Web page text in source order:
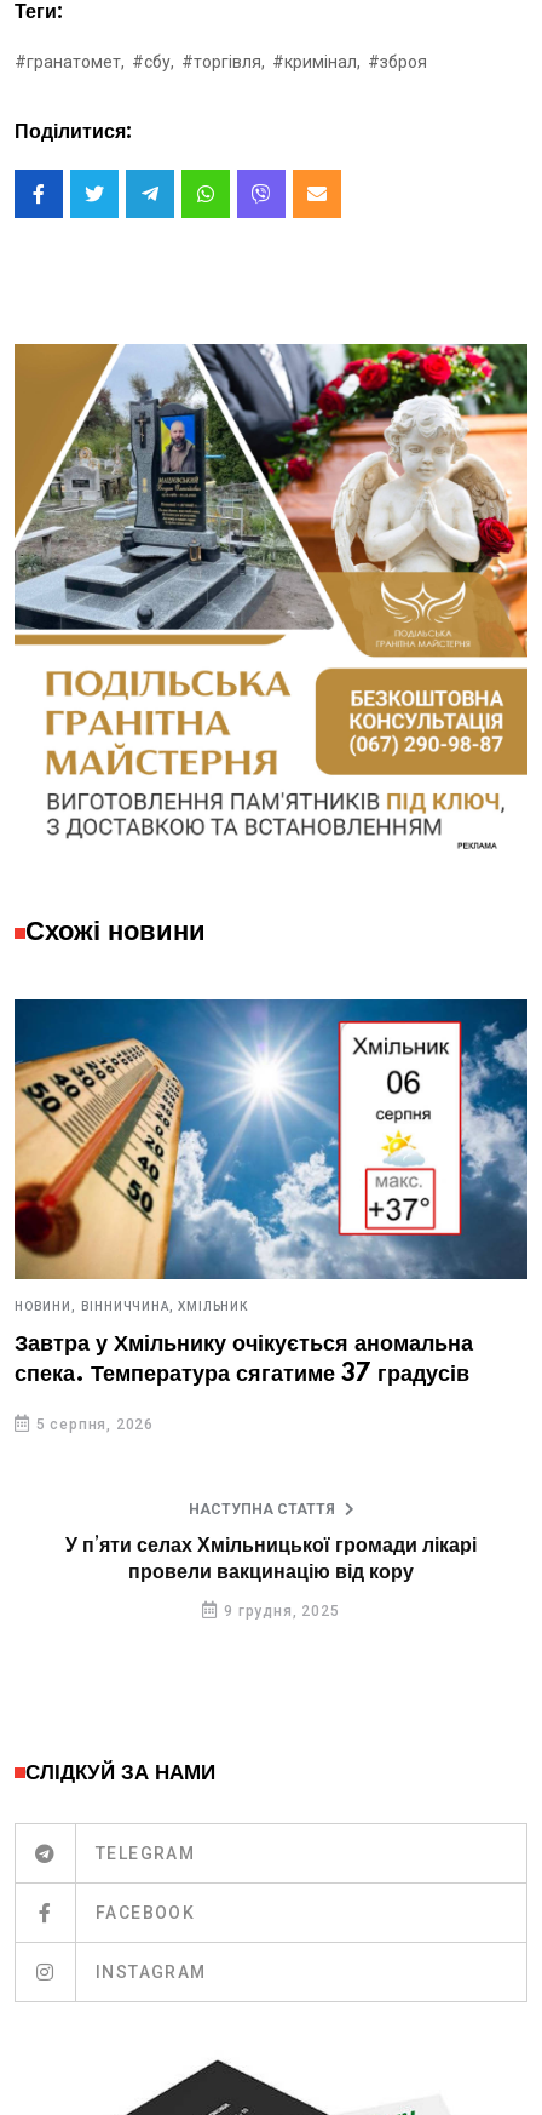
Теги:
#гранатомет, #сбу, #торгівля, #кримінал, #зброя
Поділитися:
Схожі новини
НОВИНИ, ВІННИЧЧИНА, ХМІЛЬНИК
Завтра у Хмільнику очікується аномальна
спека. Температура сягатиме 37 градусів
5 серпня, 2026
НАСТУПНА СТАТТЯ
У п’яти селах Хмільницької громади лікарі
провели вакцинацію від кору
9 грудня, 2025
СЛІДКУЙ ЗА НАМИ
TELEGRAM
FACEBOOK
INSTAGRAM